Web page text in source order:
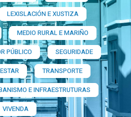
LEXISLACIÓN E XUSTIZA
MEDIO RURAL E MARIÑO
PÚBLICO
SEGURIDADE
TRANSPORTE
E INFRAESTRUTURAS
VIVENDA